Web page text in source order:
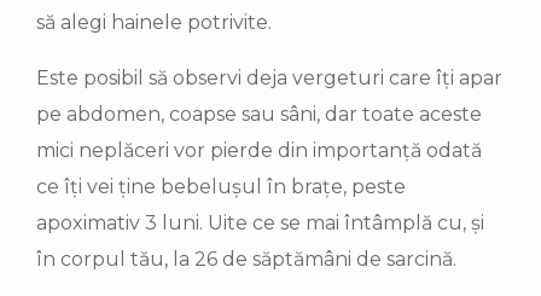
să alegi hainele potrivite.
Este posibil să observi deja vergeturi care îți apar
pe abdomen, coapse sau sâni, dar toate aceste
mici neplăceri vor pierde din importanță odată
ce îți vei ține bebelușul în brațe, peste
apoximativ 3 luni. Uite ce se mai întâmplă cu, și
în corpul tău, la 26 de săptămâni de sarcină.